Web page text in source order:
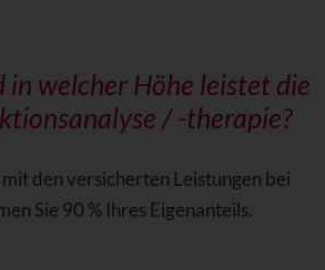
in welcher Höhe leistet die
/ -therapie?
den versicherten Leistungen bei
Sie 90 % Ihres Eigenanteils.